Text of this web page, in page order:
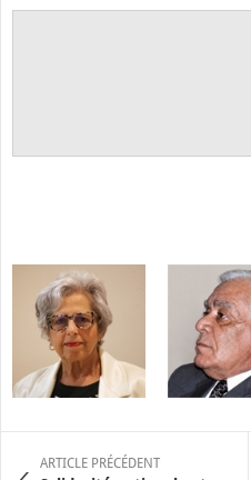
ARTICLE PRÉCÉDENT